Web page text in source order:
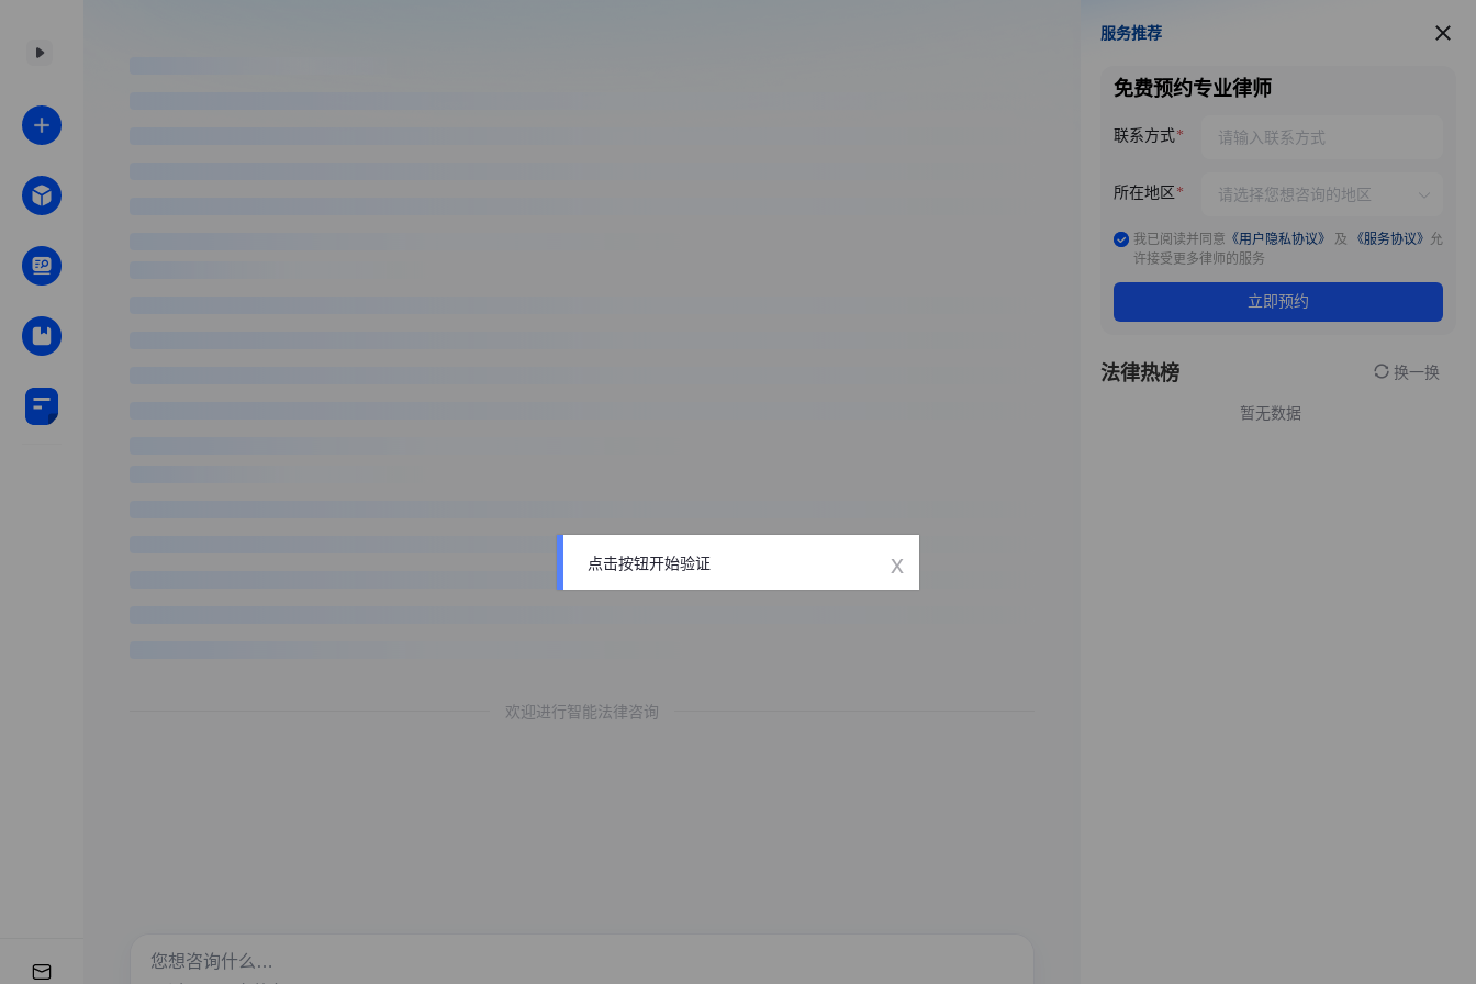
欢迎进行智能法律咨询
服务推荐
服务推荐
免费预约专业律师
联系方式
所在地区
我已阅读并同意 《用户隐私协议》 及 《服务协议》 允
许接受更多律师的服务
立即预约
法律热榜 换一换
暂无数据
点击按钮开始验证 x